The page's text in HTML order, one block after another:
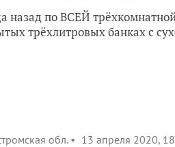
назад по ВСЕЙ
трёхлитровых банках с
обл. 13 апреля 2020,